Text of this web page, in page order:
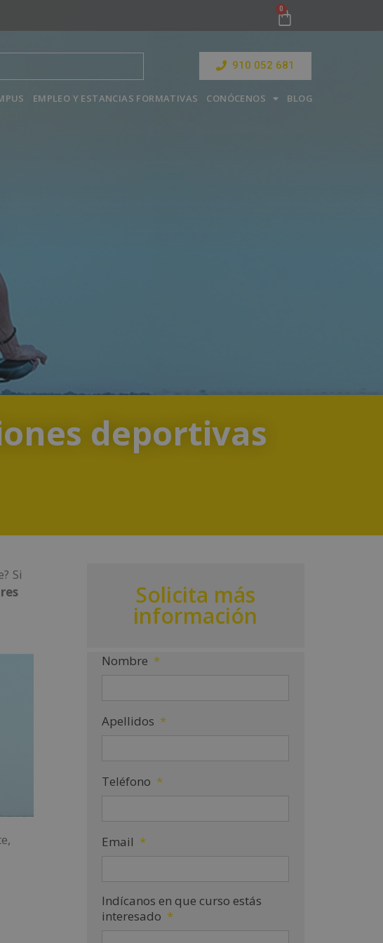
910 052 681
EMPLEO Y ESTANCIAS FORMATIVAS CONÓCENOS BLOG
deportivas
Si
Solicita más
información
Nombre *
Apellidos *
Teléfono *
Email *
Indícanos en que curso estás
interesado *